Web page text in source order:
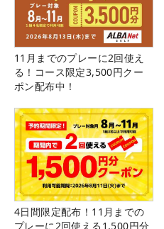
11月までのプレーに2回使え
る！コース限定3,500円クー
ポン配布中！
4日間限定配布！11月までの
プレーに2回使える1,500円分